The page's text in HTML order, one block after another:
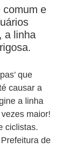
comum e
a linha
que
causar a
a linha
maior!
ciclistas.
de